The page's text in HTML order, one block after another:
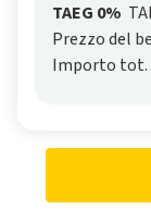
TAEG 0%
Prezzo del
Importo tot.